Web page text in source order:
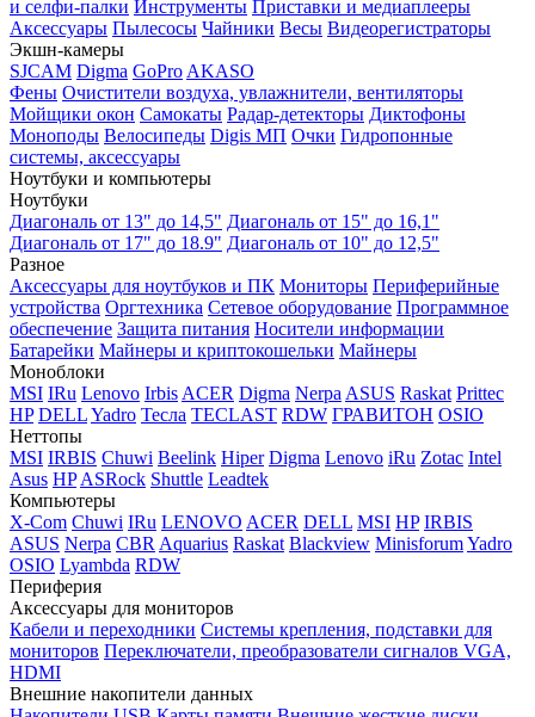
и селфи-палки Инструменты Приставки и медиаплееры
Аксессуары Пылесосы Чайники Весы Видеорегистраторы
Экшн-камеры
SJCAM Digma GoPro AKASO
Фены Очистители воздуха, увлажнители, вентиляторы
Мойщики окон Самокаты Радар-детекторы Диктофоны
Моноподы Велосипеды Digis МП Очки Гидропонные
системы, аксессуары
Ноутбуки и компьютеры
Ноутбуки
Диагональ от 13" до 14,5" Диагональ от 15" до 16,1"
Диагональ от 17" до 18.9" Диагональ от 10" до 12,5"
Разное
Аксессуары для ноутбуков и ПК Мониторы Периферийные
устройства Оргтехника Сетевое оборудование Программное
обеспечение Защита питания Носители информации
Батарейки Майнеры и криптокошельки Майнеры
Моноблоки
MSI IRu Lenovo Irbis ACER Digma Nerpa ASUS Raskat Prittec
HP DELLYadro Тесла TECLAST RDW ГРАВИТОН OSIO
Неттопы
MSI IRBIS Chuwi Beelink Hiper Digma Lenovo iRu Zotac Intel
Asus HP ASRock Shuttle Leadtek
Компьютеры
X-Com Chuwi IRu LENOVO ACER DELL MSI HP IRBIS
ASUS Nerpa CBR Aquarius Raskat Blackview MinisforumYadro
OSIO Lyambda RDW
Периферия
Аксессуары для мониторов
Кабели и переходники Системы крепления, подставки для
мониторов Переключатели, преобразователи сигналов VGA,
HDMI
Внешние накопители данных